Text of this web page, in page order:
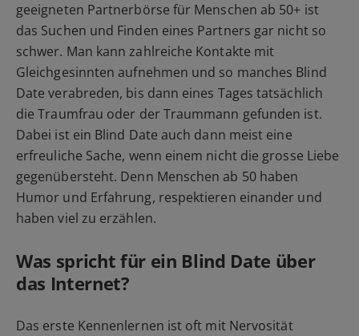
geeigneten Partnerbörse für Menschen ab 50+ ist
das Suchen und Finden eines Partners gar nicht so
schwer. Man kann zahlreiche Kontakte mit
Gleichgesinnten aufnehmen und so manches Blind
Date verabreden, bis dann eines Tages tatsächlich
die Traumfrau oder der Traummann gefunden ist.
Dabei ist ein Blind Date auch dann meist eine
erfreuliche Sache, wenn einem nicht die grosse Liebe
gegenübersteht. Denn Menschen ab 50 haben
Humor und Erfahrung, respektieren einander und
haben viel zu erzählen.
Was spricht für ein Blind Date über
das Internet?
Das erste Kennenlernen ist oft mit Nervosität